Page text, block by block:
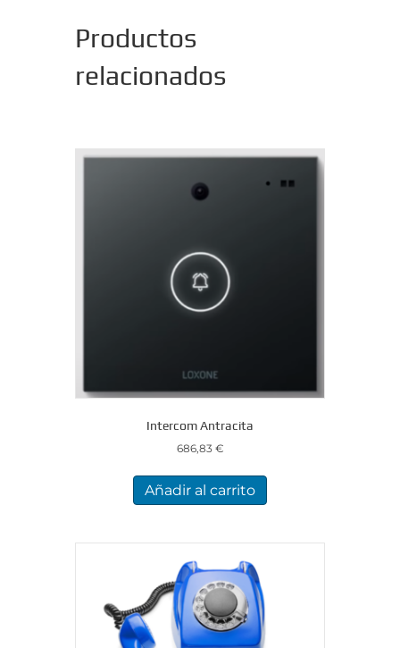
Productos
relacionados
Intercom Antracita
686,83 €
Añadir al carrito